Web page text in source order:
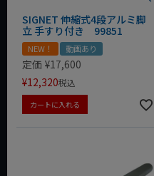
SIGNET 伸縮式4段アルミ脚
立 手すり付き 99851
NEW！ 動画あり
定価 ¥17,600
¥12,320税込
カートに入れる